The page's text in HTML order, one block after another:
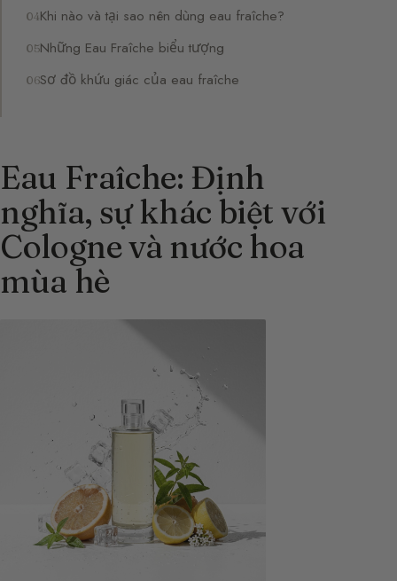
Khi nào và tại sao nên dùng eau fraîche?
Những Eau Fraîche biểu tượng
Sơ đồ khứu giác của eau fraîche
Eau Fraîche: Định
nghĩa, sự khác biệt với
Cologne và nước hoa
mùa hè